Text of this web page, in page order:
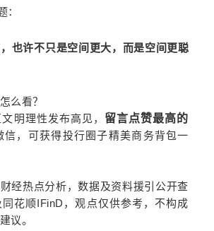
：
，也许不只是空间更大，而是空间更聪
么看？
明理性发布高见， 留言点赞最高的
信，可获得投行圈子精美商务背包一
经热点分析，数据及资料援引公开查
花顺IFinD，观点仅供参考，不构成
议。